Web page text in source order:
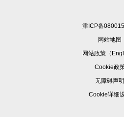
津ICP备
网站地图
网站政策（
Cookie政
无障碍声明
Cookie详细